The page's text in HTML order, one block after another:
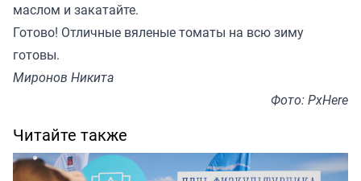
маслом и закатайте.
Готово! Отличные вяленые томаты на всю зиму
готовы.
Миронов Никита
Фото: PxHere
Читайте также